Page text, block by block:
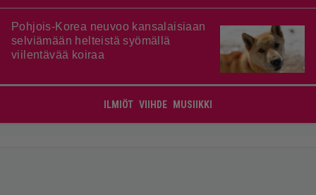
Pohjois-Korea neuvoo kansalaisiaan
selviämään helteistä syömällä
viilentävää koiraa
ILMIÖT VIIHDE MUSIIKKI